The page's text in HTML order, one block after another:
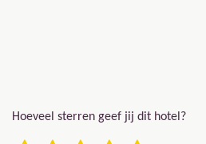
Hoeveel sterren geef jij dit hotel?